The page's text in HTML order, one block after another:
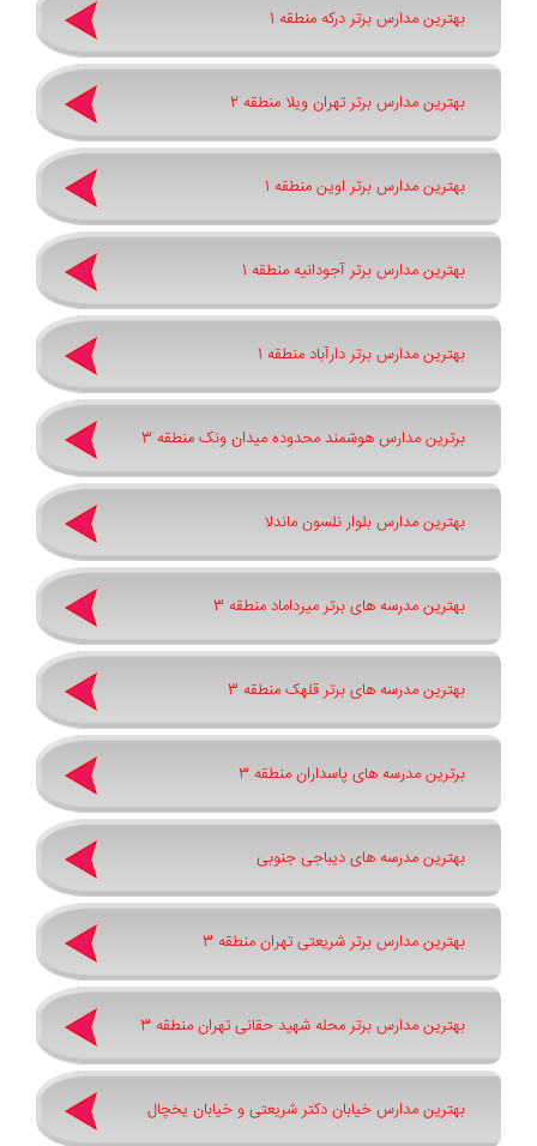
بهترین مدارس برتر درکه منطقه 1
بهترین مدارس برتر تهران ویلا منطقه 2
بهترین مدارس برتر اوین منطقه 1
بهترین مدارس برتر آجودانیه منطقه 1
بهترین مدارس برتر دارآباد منطقه 1
برترین مدارس هوشمند محدوده میدان ونک منطقه 3
بهترین مدارس بلوار نلسون ماندلا
بهترین مدرسه های برتر میرداماد منطقه 3
بهترین مدرسه های برتر قلهک منطقه 3
برترین مدرسه های پاسداران منطقه 3
بهترین مدرسه های دیباجی جنوبی
بهترین مدارس برتر شریعتی تهران منطقه 3
بهترین مدارس برتر محله شهید حقانی تهران منطقه 3
بهترین مدارس خیابان دکتر شریعتی و خیابان یخچال